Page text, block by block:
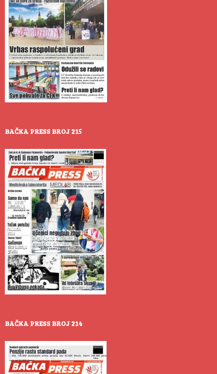
BAČKA PRESS BROJ 215
BAČKA PRESS BROJ 214